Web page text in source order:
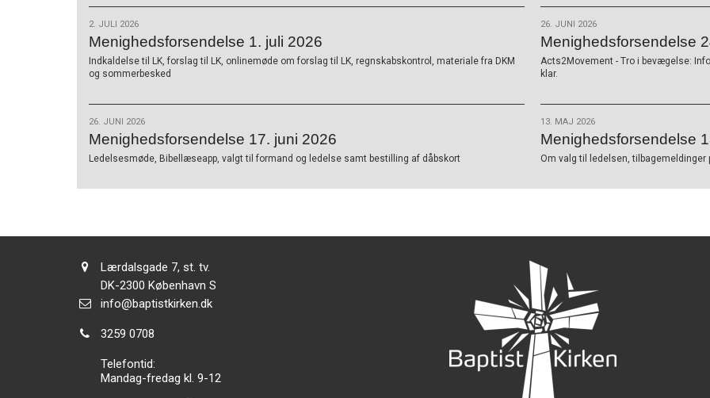
2. JULI 2026
Menighedsforsendelse 1. juli 2026
Indkaldelse til LK, forslag til LK, onlinemøde om forslag til LK, regnskabskontrol, materiale fra DKM
og sommerbesked
26. JUNI 2026
Menighedsforsendelse
Acts2Movement - Tro i bevægelse:
klar.
26. JUNI 2026
Menighedsforsendelse 17. juni 2026
Ledelsesmøde, Bibellæseapp, valgt til formand og ledelse samt bestilling af dåbskort
13. MAJ 2026
Menighedsforsendelse
Om valg til ledelsen, tilbagemeldinger
Adresse:
Lærdalsgade 7, st. tv.
Adresse:
DK-2300 København S
Send
info@baptistkirken.dk
Tlf.:
3259 0708
Telefontid:
Mandag-fredag kl. 9-12